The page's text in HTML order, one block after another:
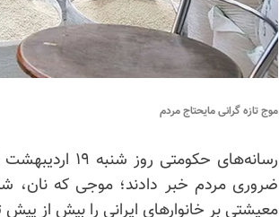
موج تازه گرانی مایحتاج مردم
رسانه‌های
ضروری مردم خبر دادند؛ موجی که نان،
معیشتی بر خانوارهای ایرانی را بیش از